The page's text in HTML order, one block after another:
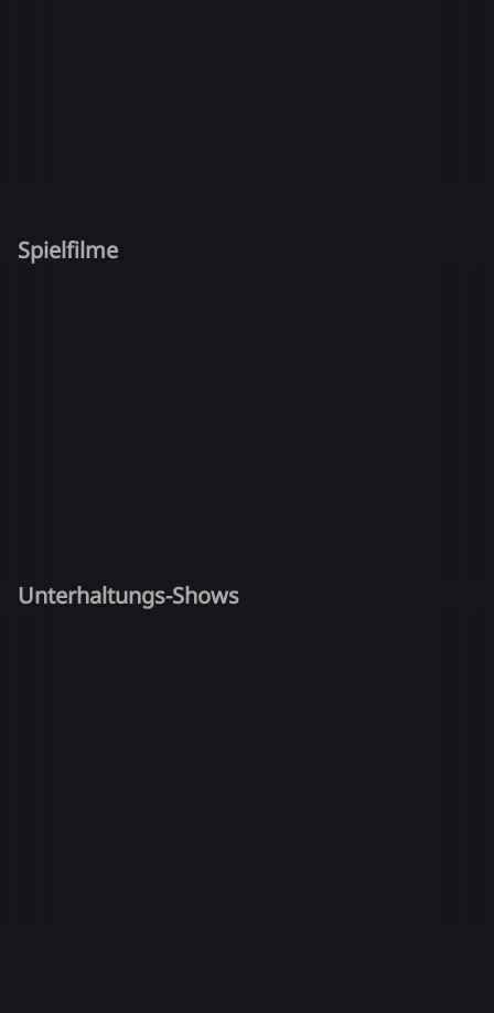
Spielfilme
Unterhaltungs-Shows